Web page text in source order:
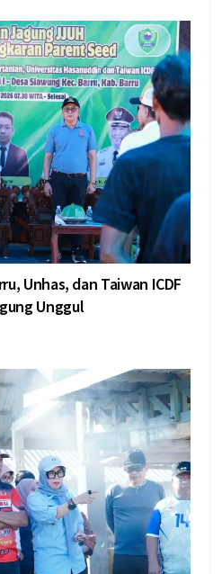
Unhas, dan Taiwan ICDF
Unggul